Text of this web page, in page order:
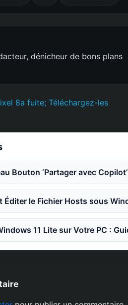
dénicheur de bons plans
8a fuite; Téléchargez-les
Bouton ‘Partager avec
Éditer le Fichier Hosts sous
11 Lite sur Votre PC :